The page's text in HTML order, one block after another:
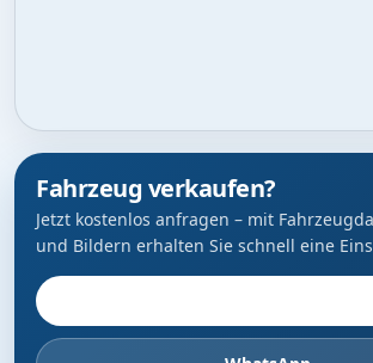
Fahrzeug verkaufen?
Jetzt kostenlos anfragen – mit
und Bildern erhalten Sie schnell eine